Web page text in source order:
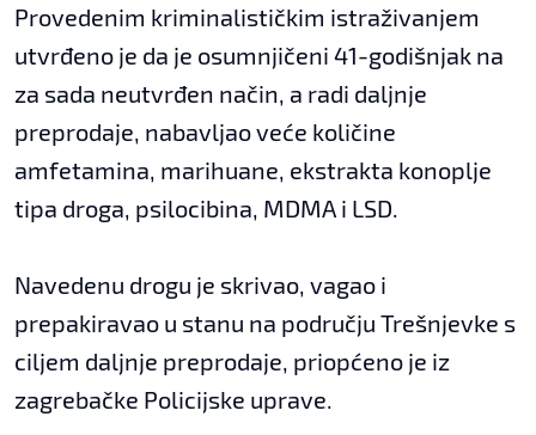
Provedenim kriminalističkim istraživanjem
utvrđeno je da je osumnjičeni 41-godišnjak na
za sada neutvrđen način, a radi daljnje
preprodaje, nabavljao veće količine
amfetamina, marihuane, ekstrakta konoplje
tipa droga, psilocibina, MDMA i LSD.
Navedenu drogu je skrivao, vagao i
prepakiravao u stanu na području Trešnjevke s
ciljem daljnje preprodaje, priopćeno je iz
zagrebačke Policijske uprave.